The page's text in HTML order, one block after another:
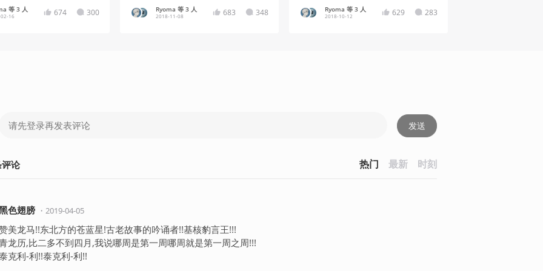
等 3 人
16 674 300 Ryoma 等 3 人
2018-11-08 683 348 Ryoma 等 3 人
2018-10-12 629 283
发送
评论 热门 最新 时刻
色翅膀 ・ 2019-04-05
美龙马!!东北方的苍蓝星!古老故事的吟诵者!!基核豹言王!!!
龙历,比二多不到四月,我说哪周是第一周哪周就是第一周之周!!!
克利-利!!泰克利-利!!